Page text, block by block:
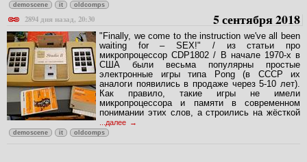
demoscene it oldcomps
2894 дня назад, 20:30 5 сентября 2018
"Finally, we come to the instruction we've all been
waiting for – SEX!" / из статьи про
микропроцессор CDP1802 / В начале 1970-х в
США были весьма популярны простые
электронные игры типа Pong (в СССР их
аналоги появились в продаже через 5-10 лет).
Как правило, такие игры не имели
микропроцессора и памяти в современном
понимании этих слов, а строились на жёсткой
...далее
demoscene it oldcomps